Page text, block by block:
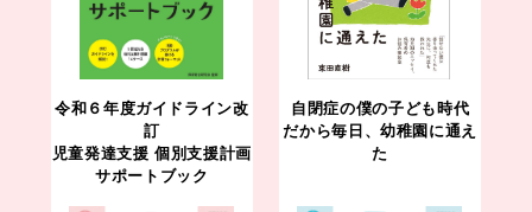
令和６年度ガイドライン改
訂
児童発達支援 個別支援計画
サポートブック
自閉症の僕の子ども時代
だから毎日、幼稚園に通え
た